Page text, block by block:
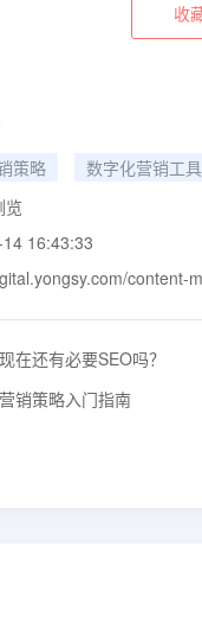
收
策略 数字化营销工具
览
16:43:33
content-
在还有必要SEO吗？
销策略入门指南